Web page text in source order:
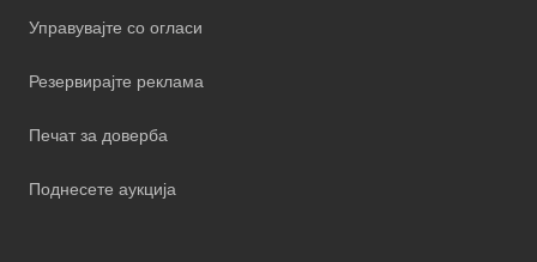
Управувајте со огласи
Резервирајте реклама
Печат за доверба
Поднесете аукција